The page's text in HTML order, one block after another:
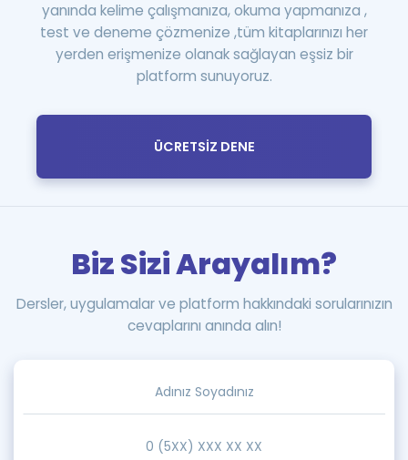
yanında kelime çalışmanıza, okuma yapmanıza ,
test ve deneme çözmenize ,tüm kitaplarınızı her
yerden erişmenize olanak sağlayan eşsiz bir
platform sunuyoruz.
ÜCRETSİZ DENE
Biz Sizi Arayalım?
Dersler, uygulamalar ve platform hakkındaki sorularınızın
cevaplarını anında alın!